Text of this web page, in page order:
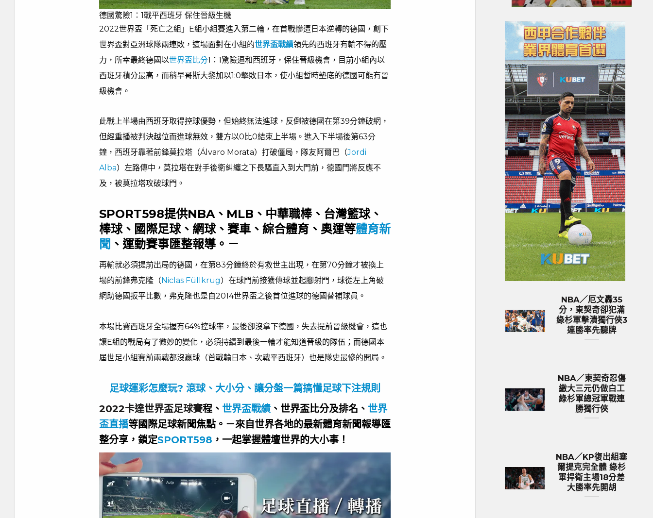
德國驚險1：1戰平西班牙 保住晉級生機
2022世界盃「死亡之組」E組小組賽進入第二輪，在首戰慘遭日本逆轉的德國，創下
世界盃對亞洲球隊兩連敗，這場面對在小組的世界盃戰績領先的西班牙有輸不得的壓
力，所幸最終德國以世界盃比分1：1驚險逼和西班牙，保住晉級機會，目前小組內以
西班牙積分最高，而稍早哥斯大黎加以1:0擊敗日本，使小組暫時墊底的德國可能有晉
級機會。
此戰上半場由西班牙取得控球優勢，但始終無法進球，反倒被德國在第39分鐘破網，
但經重播被判決越位而進球無效，雙方以0比0結束上半場。進入下半場後第63分
鐘，西班牙靠著前鋒莫拉塔（Álvaro Morata）打破僵局，隊友阿爾巴（Jordi
Alba）左路傳中，莫拉塔在對手後衛糾纏之下長驅直入到大門前，德國門將反應不
及，被莫拉塔攻破球門。
SPORT598提供NBA、MLB、中華職棒、台灣籃球、
棒球、國際足球、網球、賽車、綜合體育、奧運等體育新
聞 、運動賽事匯整報導。－
再輸就必須提前出局的德國，在第83分鐘終於有救世主出現，在第70分鐘才被換上
場的前鋒弗克隆（ Niclas Füllkrug）在球門前接獲傳球並起腳射門，球從左上角破
網助德國扳平比數，弗克隆也是自2014世界盃之後首位進球的德國替補球員。
本場比賽西班牙全場握有64%控球率，最後卻沒拿下德國，失去提前晉級機會，這也
讓E組的戰局有了微妙的變化，必須持續到最後一輪才能知道晉級的隊伍；而德國本
屆世足小組賽前兩戰都沒贏球（首戰輸日本、次戰平西班牙）也是隊史最慘的開局。
足球運彩怎麼玩? 滾球、大小分、讓分盤一篇搞懂足球下注規則
2022卡達世界盃足球賽程、 世界盃戰績 、世界盃比分及排名、 世界
盃直播等國際足球新聞焦點。－來自世界各地的最新體育新聞報導匯
整分享，鎖定SPORT598 ，一起掌握體壇世界的大小事！
NBA／厄文轟35
分，東契奇卻犯滿
綠杉軍擊潰獨行俠3
連勝率先聽牌
NBA／東契奇忍傷
繳大三元仍做白工
綠杉軍總冠軍戰連
勝獨行俠
NBA／KP復出組塞
爾提克完全體 綠杉
軍捍衛主場18分差
大勝率先開胡